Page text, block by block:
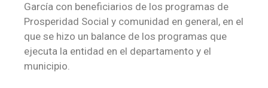
García con beneficiarios de los programas de
Prosperidad Social y comunidad en general, en el
que se hizo un balance de los programas que
ejecuta la entidad en el departamento y el
municipio.